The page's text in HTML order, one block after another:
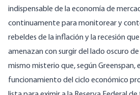
indispensable de la economía de
continuamente para monitorear y
rebeldes de la inflación y la recesión
amenazan con surgir del lado oscuro
mismo misterio que, según Greenspan,
funcionamiento del ciclo económico